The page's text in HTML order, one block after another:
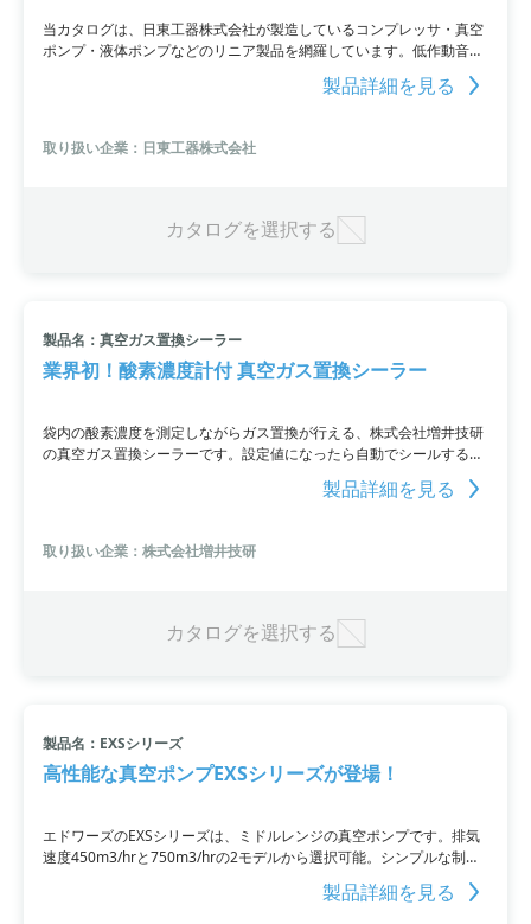
当カタログは、日東工器株式会社が製造しているコンプレッサ・真空
ポンプ・液体ポンプなどのリニア製品を網羅しています。低作動音・
低振動でオイルレスのクリーンな空気を吐出するコンプレッサや、低
消費電流・長寿命の液体ポンプまで幅広く掲載。豊富な製品ラインア
ださい。詳細はPDF資料をご覧いただくか、お問い合わせをお願いし
ます。
製品詳細を見る
取り扱い企業：日東工器株式会社
カタログを選択する
製品名：真空ガス置換シーラー
業界初！酸素濃度計付 真空ガス置換シーラー
袋内の酸素濃度を測定しながらガス置換が行える、株式会社増井技研
の真空ガス置換シーラーです。設定値になったら自動でシールするこ
とができるため、手間のかかる針刺し検査が不要となります。
製品詳細を見る
取り扱い企業：株式会社増井技研
カタログを選択する
製品名：EXSシリーズ
高性能な真空ポンプEXSシリーズが登場！
エドワーズのEXSシリーズは、ミドルレンジの真空ポンプです。排気
速度450m3/hrと750m3/hrの2モデルから選択可能。シンプルな制御
設計により低いランニングコストを実現し、高い信頼性と優れた排気
速度を提供しています。インバーター搭載で消費電力を低減。
製品詳細を見る